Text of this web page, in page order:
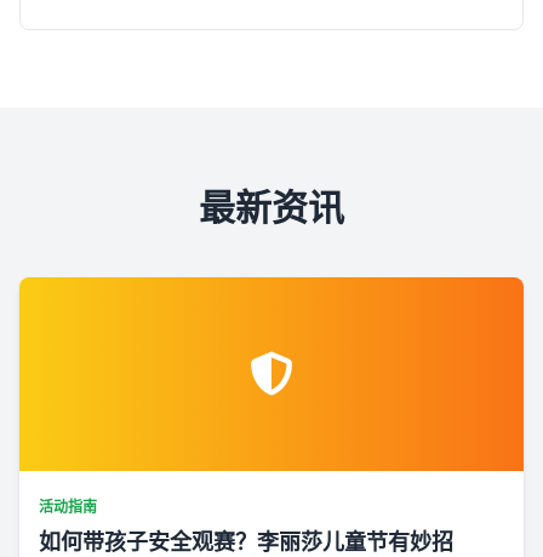
最新资讯
活动指南
如何带孩子安全观赛？李丽莎儿童节有妙招